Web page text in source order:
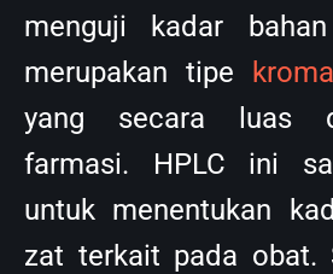
menguji kadar
merupakan tipe
yang secara luas
farmasi. HPLC ini
untuk menentukan
zat terkait pada obat.